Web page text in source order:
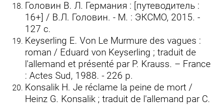
Головин В. Л. Германия : [путеводитель :
16+] / В.Л. Головин. - М. : ЭКСМО, 2015. -
127 с.
Keyserling E. Von Le Murmure des vagues :
roman / Eduard von Keyserling ; traduit de
l'allemand et présenté par P. Krauss. – France
: Actes Sud, 1988. - 226 p.
Konsalik H. Je réclame la peine de mort /
Heinz G. Konsalik ; traduit de l'allemand par C.